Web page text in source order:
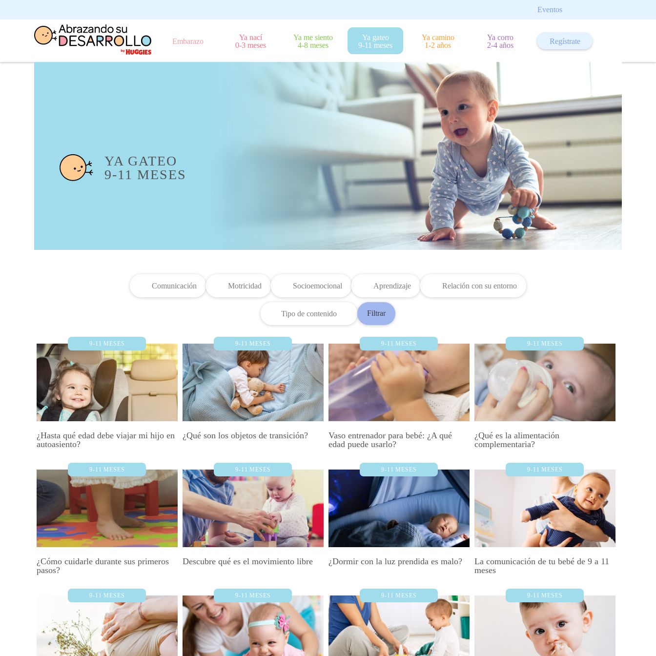
Eventos
Embarazo
Ya nací
0-3 meses
Ya me siento
4-8 meses
Ya gateo
9-11 meses
Ya camino
1-2 años
Ya corro
2-4 años
Regístrate
YA GATEO
9-11 MESES
Comunicación Motricidad Socioemocional Aprendizaje Relación con su entorno
Tipo de contenido Filtrar
9-11 MESES
¿Hasta qué edad debe viajar mi hijo en
autoasiento?
9-11 MESES
¿Qué son los objetos de transición?
9-11 MESES
Vaso entrenador para bebé: ¿A qué
edad puede usarlo?
9-11 MESES
¿Qué es la alimentación
complementaria?
9-11 MESES
¿Cómo cuidarle durante sus primeros
pasos?
9-11 MESES
Descubre qué es el movimiento libre
9-11 MESES
¿Dormir con la luz prendida es malo?
9-11 MESES
La comunicación de tu bebé de 9 a 11
meses
9-11 MESES 9-11 MESES 9-11 MESES 9-11 MESES